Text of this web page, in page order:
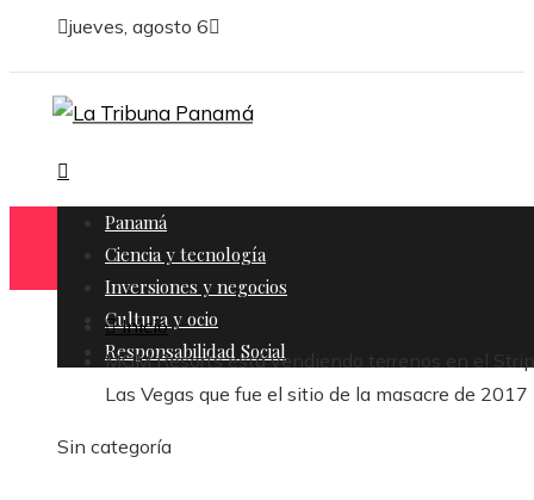
jueves, agosto 6
Panamá
Ciencia y tecnología
Inversiones y negocios
Cultura y ocio
Responsabilidad Social
Inicio
MGM Resorts está vendiendo terrenos en el
Las Vegas que fue el sitio de la masacre de 2017
Sin categoría